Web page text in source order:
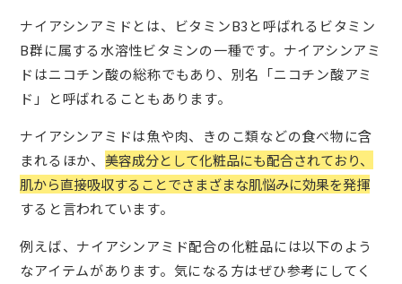
ナイアシンアミドとは、ビタミンB3と呼ばれるビタミン
B群に属する水溶性ビタミンの一種です。ナイアシンアミ
ドはニコチン酸の総称でもあり、別名「ニコチン酸アミ
ド」と呼ばれることもあります。
ナイアシンアミドは魚や肉、きのこ類などの食べ物に含
まれるほか、 美容成分として化粧品にも配合されており、
肌から直接吸収することでさまざまな肌悩みに効果を発揮
すると言われています。
例えば、ナイアシンアミド配合の化粧品には以下のよう
なアイテムがあります。気になる方はぜひ参考にしてく